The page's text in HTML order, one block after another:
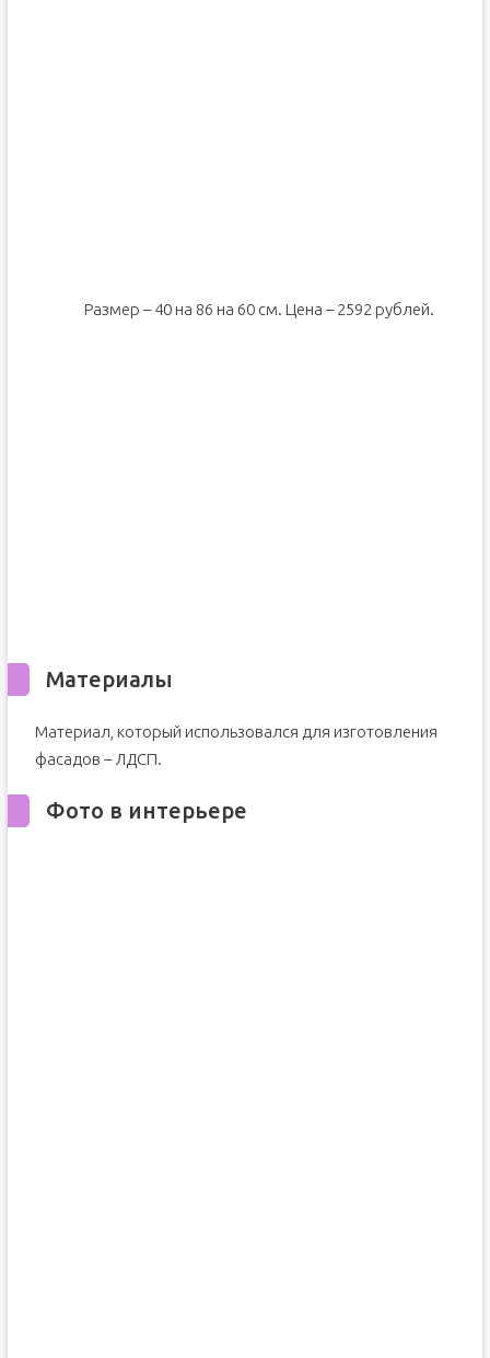
Размер – 40 на 86 на 60 см. Цена – 2592 рублей.
Материалы
Материал, который использовался для изготовления
фасадов – ЛДСП.
Фото в интерьере